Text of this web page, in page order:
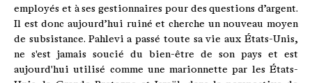
employés et à ses gestionnaires pour des questions d’argent.
Il est donc aujourd’hui ruiné et cherche un nouveau moyen
de subsistance. Pahlevi a passé toute sa vie aux États-Unis,
ne s'est jamais soucié du bien-être de son pays et est
aujourd'hui utilisé comme une marionnette par les États-